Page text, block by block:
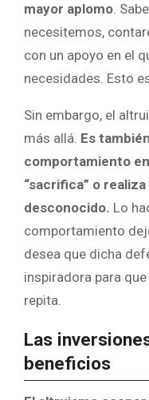
mayor aplomo.
necesitemos,
con un apoyo en el
necesidades. Esto
Sin embargo, el
más allá. Es
comportamiento
“sacrifica” o
desconocido. Lo
comportamiento
desea que dicha
inspiradora para
repita.
Las
beneficios